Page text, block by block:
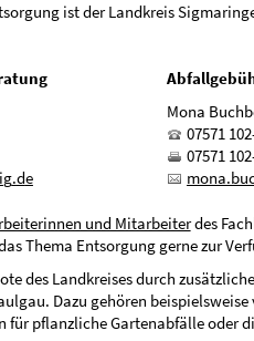
ist der Landkreis
g d
Mona
07571
07571
m n b
und Mitarbeiterdes
Thema Entsorgung gerne zur
des Landkreises durch
Dazu gehören beispielsweise
für pflanzliche Gartenabfälle oder